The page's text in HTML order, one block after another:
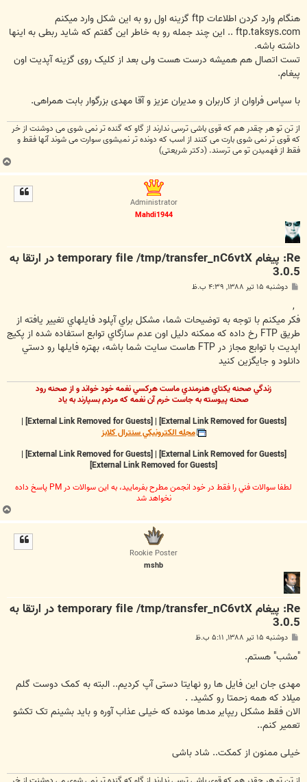
هنگام وارد کردن اطلاعات ftp گزینه اول رو به این شکل وارد میکنم
ftp.taksys.com .. این چند جمله رو به خاطر این گفتم که شاید ربطی به اینها
داشته باشه.
تست اتصال هم همیشه درست هست ولی بعد از کلیک روی گزینه آپدیت اون
پیغام.
با سپاس فراوان از کاربران و مدیران عزیز و آقا مهدی بزرگوار بابت همراهی.
از تن تو هر چقدر هم كه قوی باشی ترسی ندارند از گاو كه گنده تر نمی شوی می دوشنت از خر
كه قوی تر نمی شوی بارت می كنند از اسب كه دونده تر نمیشوی سوارت می شوند آنها فقط و
فقط از فهمیدن تو می ترسند. (دکتر شریعتی)
ب
ا
Administrator
Mahdi1944
Re: پیغام temporary file /tmp/transfer_nC6vtX در ارتقا به
3.0.5
پ دوشنبه ۱۵ تیر ۱۳۸۸, ۴:۳۹ ب.ظ
فکر ميکنم با توجه به توضيحات شما، مشکل براي آپلود فايلهاي تغيير يافته از
طريق FTP رخ داده که ممکنه دليل اون عدم سازگاي توابع استفاده شده از پکيج
اپديت با توابع مجاز در FTP هاست سايت شما باشه، بهتره فايلها رو دستي
دانلود و جايگزين کنيد
زندگي صحنه يکتاي هنرمندي ماست هرکسي نغمه خود خواند و از صحنه رود
صحنه پيوسته به جاست خرم آن نغمه که مردم بسپارند به ياد
|
|
مجله الکترونيکي سنترال کلابز
|
|
لطفا سوالات فني را فقط در خود انجمن مطرح بفرماييد، به اين سوالات در PM پاسخ داده
نخواهد شد
ب
ا
Rookie Poster
mshb
Re: پیغام temporary file /tmp/transfer_nC6vtX در ارتقا به
3.0.5
پ
ت
دوشنبه ۱۵ تیر ۱۳۸۸, ۵:۱۱ ب.ظ
"مشب" هستم.
مهدی جان این فایل ها رو نهایتا دستی آپ کردیم.. البته به کمک دوست گلم
میلاد که همه زحمتا رو کشید. .
الان فقط مشکل ریپایر مدها مونده که خیلی عذاب آوره و باید بشینم تک تکشو
تعمیر کنم..
خیلی ممنون از کمکت.. شاد باشی